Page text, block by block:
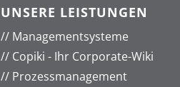
UNSERE LEISTUNGEN
// Managementsysteme
// Copiki - Ihr Corporate-Wiki
// Prozessmanagement